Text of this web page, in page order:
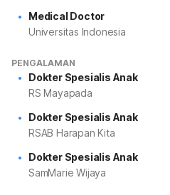
Medical Doctor
Universitas Indonesia
PENGALAMAN
Dokter Spesialis Anak
RS Mayapada
Dokter Spesialis Anak
RSAB Harapan Kita
Dokter Spesialis Anak
SamMarie Wijaya